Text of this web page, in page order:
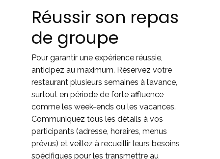
Réussir son repas
de groupe
Pour garantir une expérience réussie,
anticipez au maximum. Réservez votre
restaurant plusieurs semaines à l’avance,
surtout en période de forte affluence
comme les week-ends ou les vacances.
Communiquez tous les détails à vos
participants (adresse, horaires, menus
prévus) et veillez à recueillir leurs besoins
spécifiques pour les transmettre au